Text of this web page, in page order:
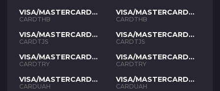
VISA/MASTERCARD
THB
CARDTHB
VISA/MASTERCARD
TJS
CARDTJS
VISA/MASTERCARD
TYR
CARDTRY
VISA/MASTERCARD
UAH
CARDUAH
VISA/MASTERCARD
THB
CARDTHB
VISA/MASTERCARD
TJS
CARDTJS
VISA/MASTERCARD
TYR
CARDTRY
VISA/MASTERCARD
UAH
CARDUAH